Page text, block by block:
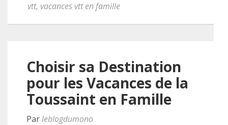
vtt, vacances vtt en famille
Choisir sa Destination
pour les Vacances de la
Toussaint en Famille
Parleblogdumono